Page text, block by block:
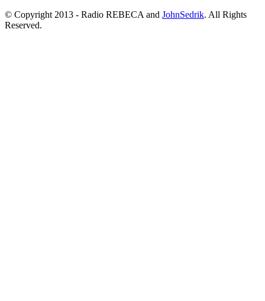
© Copyright 2013 - Radio REBECA and JohnSedrik. All Rights
Reserved.